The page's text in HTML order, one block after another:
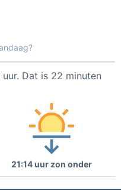
Dat is 22 minuten
21:14 uur zon onder